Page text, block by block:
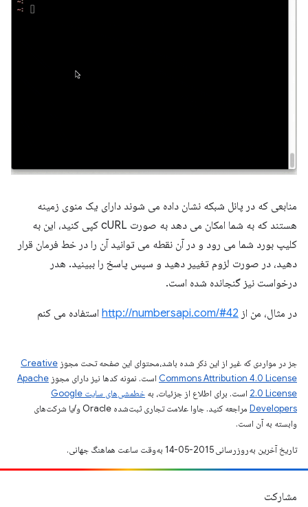
منابعی که در پانل شبکه نشان داده می شوند دارای یک منوی زمینه
هستند که به شما امکان می دهد به صورت cURL کپی کنید، این به
کلیپ بورد شما می رود و در آن نقطه می توانید آن را در خط فرمان قرار
دهید، در صورت لزوم تغییر دهید و سپس پاسخ را ببینید. هدر
درخواست نیز گنجانده شده است.
در مثال، من از http://numbersapi.com/#42 استفاده می کنم
جز در مواردی که غیر از این ذکر شده باشد،‌محتوای این صفحه تحت مجوز Creative
Commons Attribution 4.0 License است. نمونه کدها نیز دارای مجوز Apache
2.0 License است. برای اطلاع از جزئیات، به
خطمشی‌های سایت Google
Developers‏
مراجعه کنید. جاوا علامت تجاری ثبت‌شده Oracle و/یا شرکت‌های
وابسته به آن است.
تاریخ آخرین به‌روزرسانی 2015-05-14 به‌وقت ساعت هماهنگ جهانی.
مشارکت